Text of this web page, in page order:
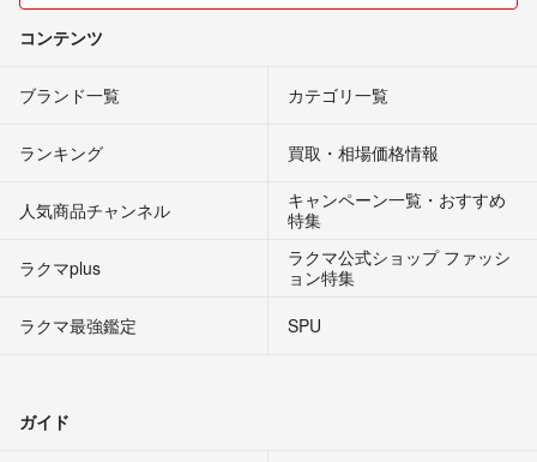
コンテンツ
ブランド一覧 カテゴリ一覧
ランキング 買取・相場価格情報
人気商品チャンネル
キャンペーン一覧・おすすめ
特集
ラクマplus
ラクマ公式ショップ ファッシ
ョン特集
ラクマ最強鑑定
SPU
ガイド